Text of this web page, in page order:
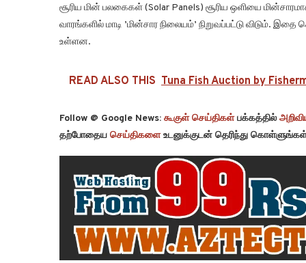
சூரிய மின் பலகைகள் (Solar Panels) சூரிய ஒளியை
வாரங்களில் மாடி ’மின்சார நிலையம்’ நிறுவப்பட்டு விடும்.
உள்ளன.
READ ALSO THIS Tuna Fish Auction by
Follow @ Google News: கூகுள் செய்திகள்பக்கத்தில்
தற்போதைய செய்திகளைஉடனுக்குடன் தெரிந்து